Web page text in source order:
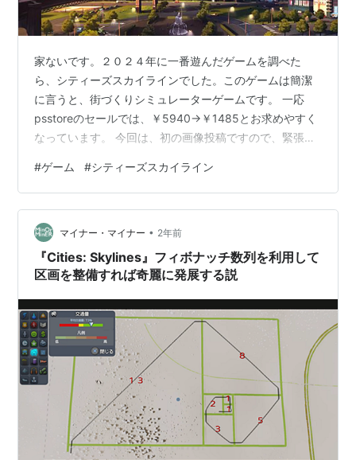
家ないです。２０２４年に一番遊んだゲームを調べた
ら、シティーズスカイラインでした。このゲームは簡潔
に言うと、街づくりシミュレーターゲームです。 一応
psstoreのセールでは、￥5940→￥1485とお求めやすく
なっています。 今回は、初の画像投稿ですので、緊張し
います。 足早に書いていきますが、ゲームを立ち上げる
と、まずこの画面が出てきます。 このゲームは何という
か、終わりのないゲームなんですよね。要は、自分の作
りたい街を作りつつ、水問題や騒音問題、環境問題、交
通渋滞などを試行錯誤しながら、解決しながら市民が健
康で文化的な最低限度の生活(なん…
#ゲーム #シティーズスカイライン
マイナー・マイナー • 2年前
『Cities: Skylines』フィボナッチ数列を利用して
区画を整備すれば奇麗に発展する説